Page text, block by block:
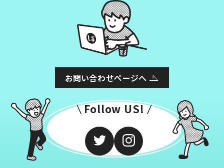
お問い合わせページへ
Follow US!